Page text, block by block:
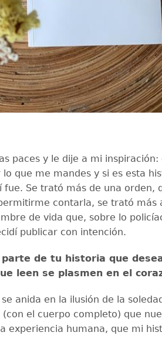
paces y le dije a mi inspiración:
que me mandes y si es esta
fue. Se trató más de una orden,
contarla, se trató más
de vida que, sobre lo
publicar con intención.
parte de tu historia que
leen se plasmen en el
anida en la ilusión de la
(con el cuerpo completo) que
experiencia humana, que mi